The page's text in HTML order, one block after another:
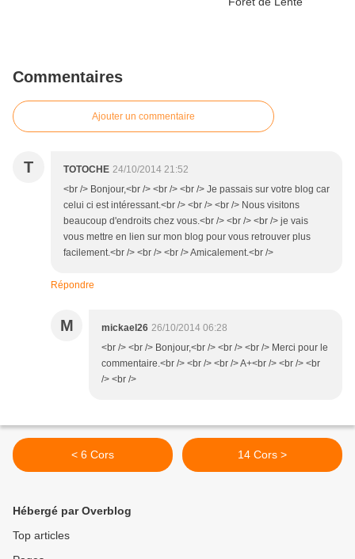
Commentaires
Ajouter un commentaire
T TOTOCHE 24/10/2014 21:52
<br /> Bonjour,<br /> <br /> <br /> Je passais sur votre blog car
celui ci est intéressant.<br /> <br /> <br /> Nous visitons
beaucoup d'endroits chez vous.<br /> <br /> <br /> je vais
vous mettre en lien sur mon blog pour vous retrouver plus
facilement.<br /> <br /> <br /> Amicalement.<br />
Répondre
M mickael26 26/10/2014 06:28
<br /> <br /> Bonjour,<br /> <br /> <br /> Merci pour le
commentaire.<br /> <br /> <br /> A+<br /> <br /> <br
/> <br />
< 6 Cors 14 Cors >
Hébergé par Overblog
Top articles